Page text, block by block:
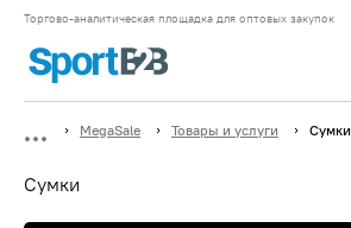
Торгово-аналитическая площадка для оптовых закупок
MegaSale Товары и услуги Сумки
Сумки